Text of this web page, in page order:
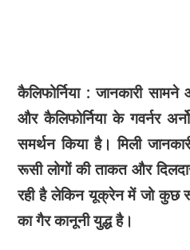
कैलिफोर्निया : जानकारी
और कैलिफोर्निया के गवर्नर
समर्थन किया है। मिली
रूसी लोगों की ताकत और
रही है लेकिन यूक्रेन में जो कुछ
का गैर कानूनी युद्ध है।